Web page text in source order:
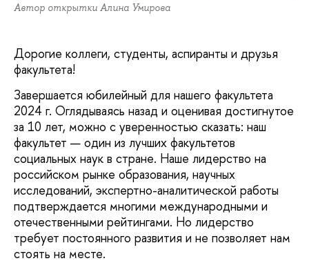
Автор открытки Алина Умирова
Дорогие коллеги, студенты, аспиранты и друзья
факультета!
Завершается юбилейный для нашего факультета
2024 г. Оглядываясь назад и оценивая достигнутое
за 10 лет, можно с уверенностью сказать: наш
факультет — один из лучших факультетов
социальных наук в стране. Наше лидерство на
российском рынке образования, научных
исследований, экспертно-аналитической работы
подтверждается многими международными и
отечественными рейтингами. Но лидерство
требует постоянного развития и не позволяет нам
стоять на месте.